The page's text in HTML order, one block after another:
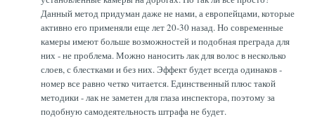
Данный метод придуман даже не нами, а европейцами, которые
активно его применяли еще лет 20-30 назад. Но современные
камеры имеют больше возможностей и подобная преграда для
них - не проблема. Можно наносить лак для волос в несколько
слоев, с блестками и без них. Эффект будет всегда одинаков -
номер все равно четко читается. Единственный плюс такой
методики - лак не заметен для глаза инспектора, поэтому за
подобную самодеятельность штрафа не будет.